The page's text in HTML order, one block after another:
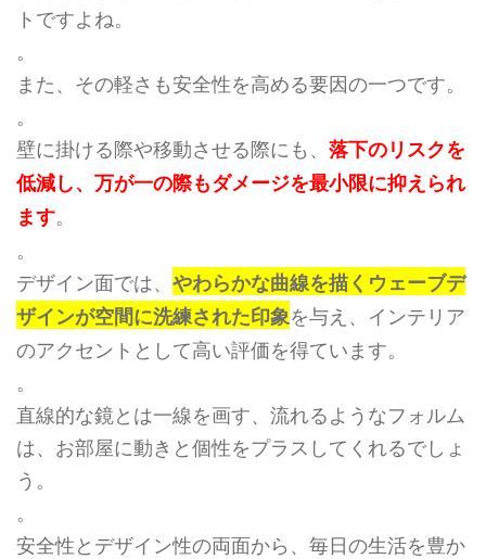
トですよね。
。
また、その軽さも安全性を高める要因の一つです。
。
壁に掛ける際や移動させる際にも、 落下のリスクを
低減し、万が一の際もダメージを最小限に抑えられ
ます。
。
デザイン面では、 やわらかな曲線を描くウェーブデ
ザインが空間に洗練された印象を与え、インテリア
のアクセントとして高い評価を得ています。
。
直線的な鏡とは一線を画す、流れるようなフォルム
は、お部屋に動きと個性をプラスしてくれるでしょ
う。
。
安全性とデザイン性の両面から、毎日の生活を豊か